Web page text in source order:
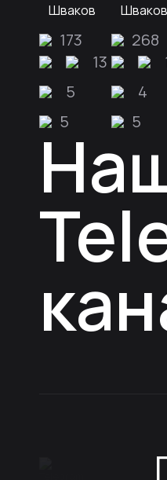
Шваков
173
13
5
5
Шваков
268
4
5